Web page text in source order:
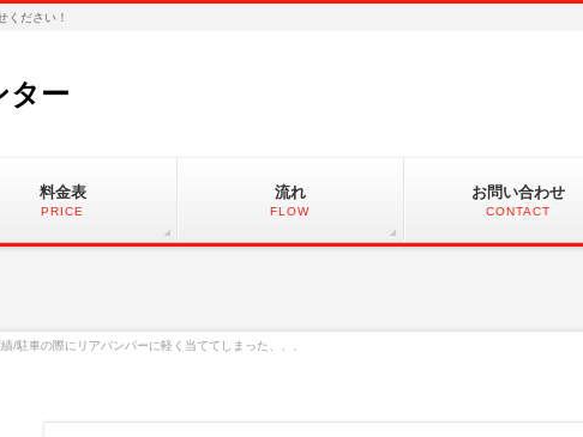
ください！
ター
料金表
PRICE
流れ
FLOW
お問い合わせ
CONTACT
/駐車の際にリアバンパーに軽く当ててしまった、、、